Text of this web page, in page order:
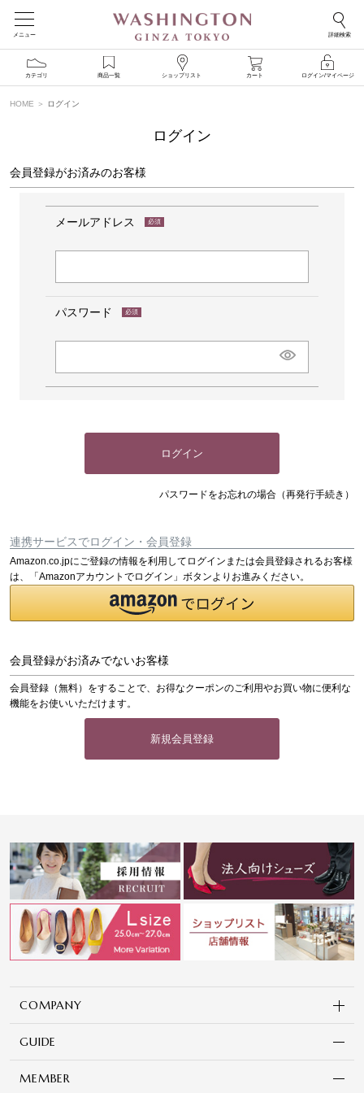
メニュー 詳細検索
カテゴリ 商品一覧 ショップリスト カート ログイン/マイページ
HOME ログイン
ログイン
会員登録がお済みのお客様
メールアドレス
パスワード
ログイン
パスワードをお忘れの場合（再発行手続き）
連携サービスでログイン・会員登録
Amazon.co.jpにご登録の情報を利用してログインまたは会員登録されるお客様
は、「Amazonアカウントでログイン」ボタンよりお進みください。
会員登録がお済みでないお客様
会員登録（無料）をすることで、お得なクーポンのご利用やお買い物に便利な
機能をお使いいただけます。
新規会員登録
COMPANY
GUIDE
MEMBER